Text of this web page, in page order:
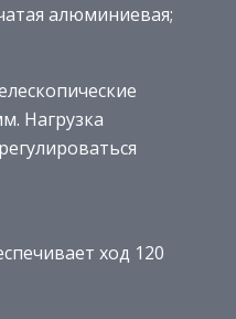
алюминиевая;
Нагрузка
ход 120